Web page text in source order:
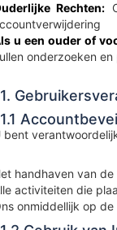
Rechten:
u een ouder of
onderzoeken
bent
handhaven van de
activiteiten die
onmiddellijk op